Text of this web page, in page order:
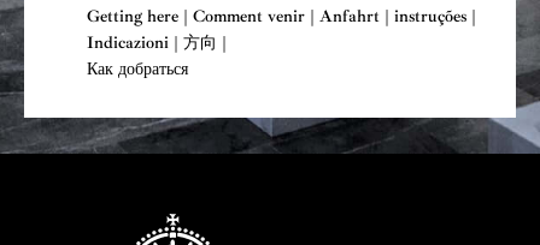
Getting here | Comment venir | Anfahrt | instruções |
Indicazioni | 方向 |
Как добраться